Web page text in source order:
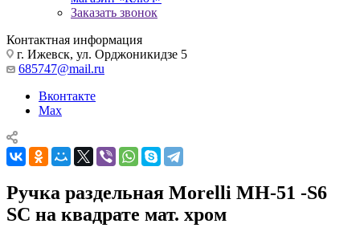
Заказать звонок
Контактная информация
г. Ижевск, ул. Орджоникидзе 5
685747@mail.ru
Вконтакте
Max
Ручка раздельная Morelli МН-51 -S6
SC на квадрате мат. хром